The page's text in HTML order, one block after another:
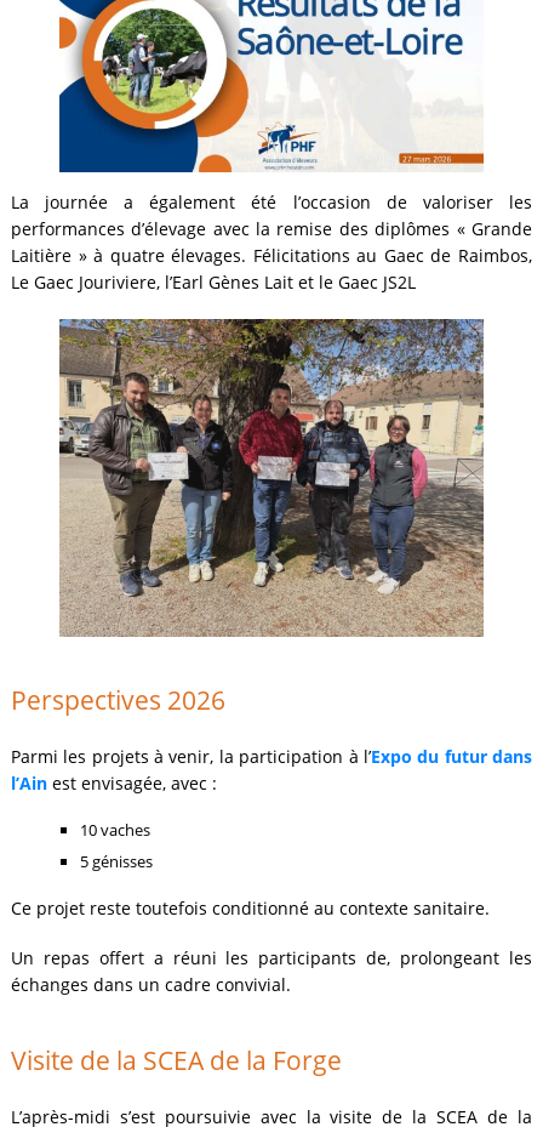
La journée a également été l’occasion de valoriser les
performances d’élevage avec la remise des diplômes « Grande
Laitière » à quatre élevages. Félicitations au Gaec de Raimbos,
Le Gaec Jouriviere, l’Earl Gènes Lait et le Gaec JS2L
Perspectives 2026
Parmi les projets à venir, la participation à l’Expo du futur dans
l’Ainest envisagée, avec :
10 vaches
5 génisses
Ce projet reste toutefois conditionné au contexte sanitaire.
Un repas offert a réuni les participants de, prolongeant les
échanges dans un cadre convivial.
Visite de la SCEA de la Forge
L’après-midi s’est poursuivie avec la visite de la SCEA de la